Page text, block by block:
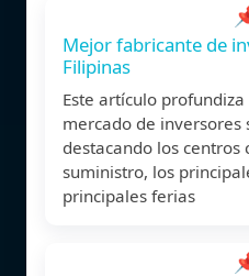
Mejor fabricante de
Filipinas
Este artículo
mercado de inversores
destacando los centros
suministro, los
principales ferias